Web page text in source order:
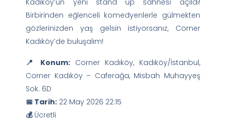
Birbirinden eğlenceli komedyenlerle gülmekten
gözlerinizden yaş gelsin istiyorsanız, Corner
Kadıköy’de buluşalım!
📍 Konum: Corner Kadıköy, Kadıköy/İstanbul,
Corner Kadıköy – Caferağa, Misbah Muhayyeş
Sok. 6D
📅 Tarih: 22 May 2026 22:15
💰Ücretli